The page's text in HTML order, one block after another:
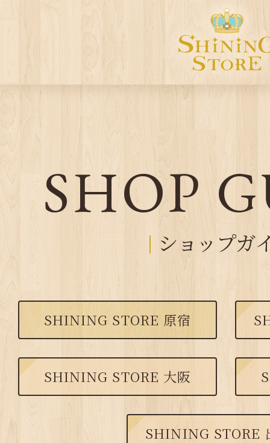
SHOP
ショップガ
SHINING STORE 原宿
SHINING STORE 大阪
SHINING STORE